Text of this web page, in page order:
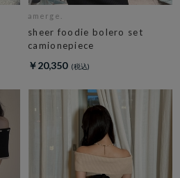
amerge.
sheer foodie bolero set
camionepiece
￥20,350